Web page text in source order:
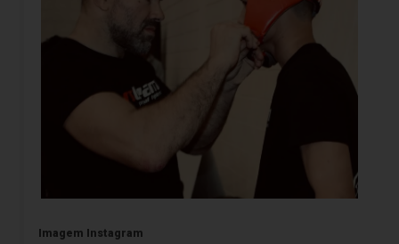
Imagem Instagram